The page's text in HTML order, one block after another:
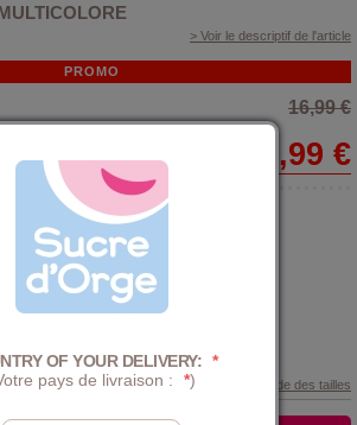
> Voir le descriptif de l'article
PROMO
16,99 €
11,99 €
5 Ans 6 Ans
Guide des tailles
OF YOUR DELIVERY: *
pays de livraison :
*)